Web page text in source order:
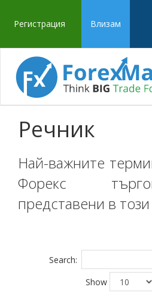
Регистрация Влизам
Речник
Най-важните
Форекс
представени в
Search:
Show